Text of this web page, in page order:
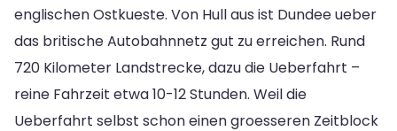
englischen Ostkueste. Von Hull aus ist Dundee ueber
das britische Autobahnnetz gut zu erreichen. Rund
720 Kilometer Landstrecke, dazu die Ueberfahrt –
reine Fahrzeit etwa 10-12 Stunden. Weil die
Ueberfahrt selbst schon einen groesseren Zeitblock